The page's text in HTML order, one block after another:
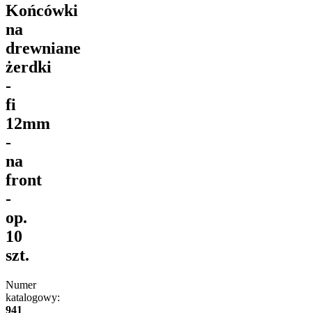
Końcówki
na
drewniane
żerdki
-
fi
12mm
-
na
front
-
op.
10
szt.
Numer
katalogowy:
941